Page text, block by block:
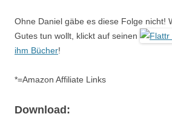
Ohne Daniel gäbe es diese Folge nicht!
Gutes tun wollt, klickt auf seinen
ihm Bücher!
*=Amazon Affiliate Links
Download: